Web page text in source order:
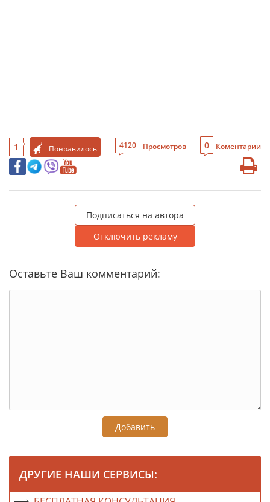
1 Понравилось 4120 Просмотров 0 Коментарии
Подписаться на автора
Отключить рекламу
Оставьте Ваш комментарий:
Добавить
ДРУГИЕ НАШИ СЕРВИСЫ: